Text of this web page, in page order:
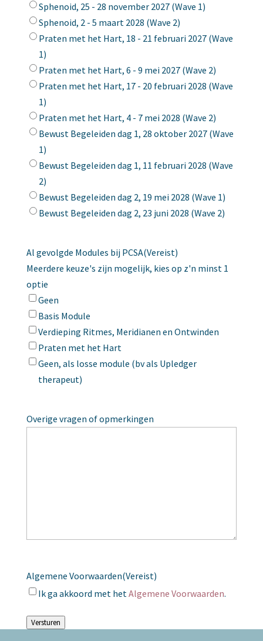
Sphenoid, 25 - 28 november 2027 (Wave 1)
Sphenoid, 2 - 5 maart 2028 (Wave 2)
Praten met het Hart, 18 - 21 februari 2027 (Wave
1)
Praten met het Hart, 6 - 9 mei 2027 (Wave 2)
Praten met het Hart, 17 - 20 februari 2028 (Wave
1)
Praten met het Hart, 4 - 7 mei 2028 (Wave 2)
Bewust Begeleiden dag 1, 28 oktober 2027 (Wave
1)
Bewust Begeleiden dag 1, 11 februari 2028 (Wave
2)
Bewust Begeleiden dag 2, 19 mei 2028 (Wave 1)
Bewust Begeleiden dag 2, 23 juni 2028 (Wave 2)
Al gevolgde Modules bij PCSA(Vereist)
Meerdere keuze's zijn mogelijk, kies op z'n minst 1
optie
Geen
Basis Module
Verdieping Ritmes, Meridianen en Ontwinden
Praten met het Hart
Geen, als losse module (bv als Upledger
therapeut)
Overige vragen of opmerkingen
Algemene Voorwaarden(Vereist)
Ik ga akkoord met hetAlgemene Voorwaarden.
Versturen